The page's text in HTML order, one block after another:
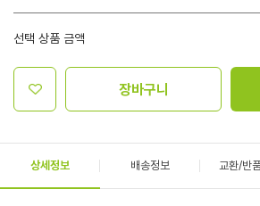
선택 상품 금액
장바구니
상세정보 배송정보 교환/반